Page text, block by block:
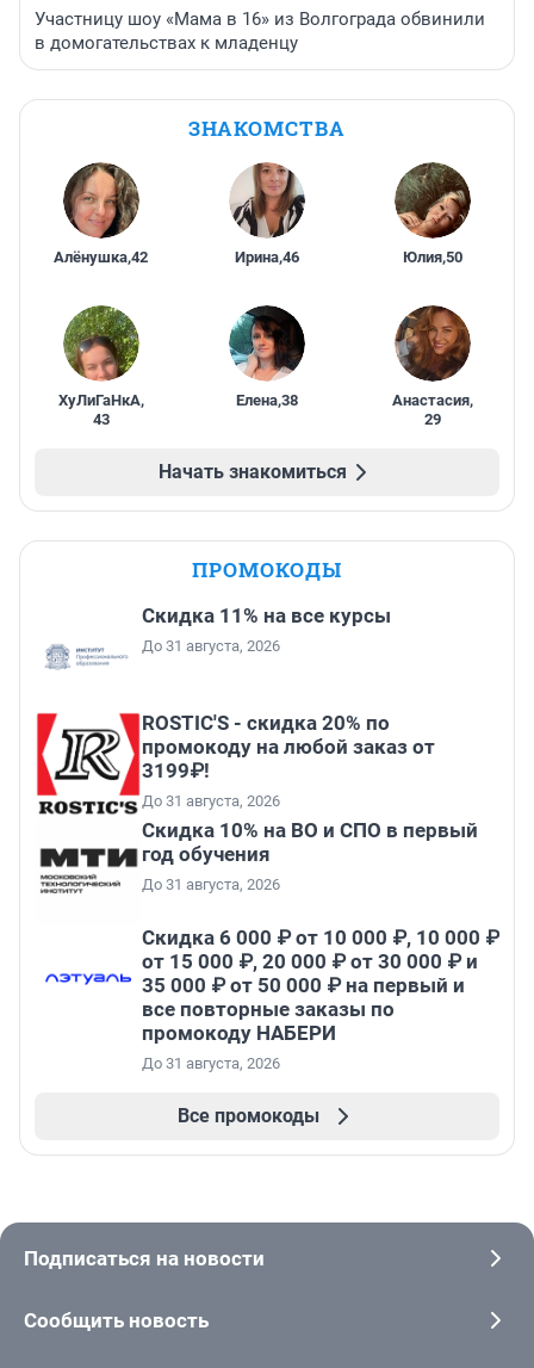
Участницу шоу «Мама в 16» из Волгограда обвинили
в домогательствах к младенцу
ЗНАКОМСТВА
Алёнушка,42 Ирина,46 Юлия,50
ХуЛиГаНкА,
43
Елена,38 Анастасия,
29
Начать знакомиться
ПРОМОКОДЫ
Скидка 11% на все курсы
До 31 августа, 2026
ROSTIC'S - скидка 20% по
промокоду на любой заказ от
3199₽!
До 31 августа, 2026
Скидка 10% на ВО и СПО в первый
год обучения
До 31 августа, 2026
Скидка 6 000 ₽ от 10 000 ₽, 10 000 ₽
от 15 000 ₽, 20 000 ₽ от 30 000 ₽ и
35 000 ₽ от 50 000 ₽ на первый и
все повторные заказы по
промокоду НАБЕРИ
До 31 августа, 2026
Все промокоды
Подписаться на новости
Сообщить новость